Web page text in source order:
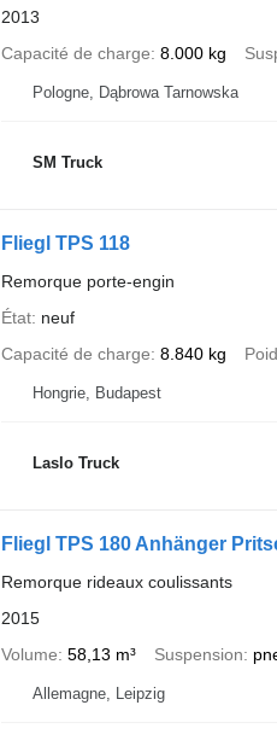
2013
Capacité de charge 8.000 kg
Pologne, Dąbrowa Tarnowska
SM Truck
Fliegl TPS 118
Remorque porte-engin
État neuf
Capacité de charge 8.840 kg
Hongrie, Budapest
Laslo Truck
Fliegl TPS 180 Anhänger
Remorque rideaux coulissants
2015
Volume 58,13 m³ Suspension
Allemagne, Leipzig